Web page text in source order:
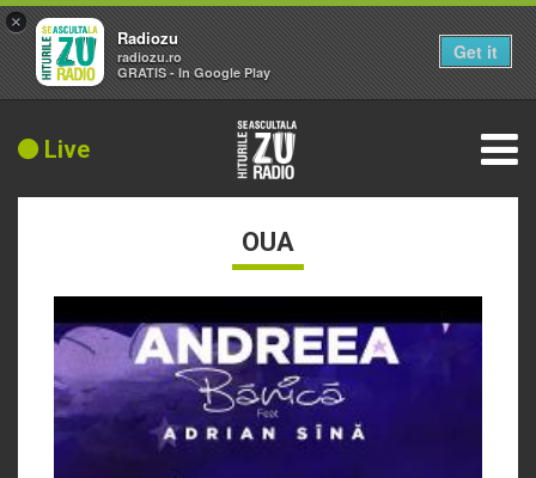
Live
OUA
×
Radiozu
radiozu.ro
GRATIS - In Google Play
Get it